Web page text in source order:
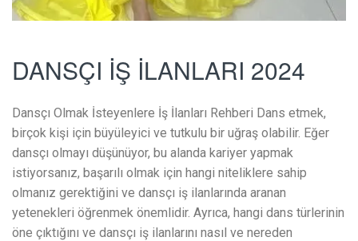
DANSÇI İŞ İLANLARI 2024
Dansçı Olmak İsteyenlere İş İlanları Rehberi Dans etmek,
birçok kişi için büyüleyici ve tutkulu bir uğraş olabilir. Eğer
dansçı olmayı düşünüyor, bu alanda kariyer yapmak
istiyorsanız, başarılı olmak için hangi niteliklere sahip
olmanız gerektiğini ve dansçı iş ilanlarında aranan
yetenekleri öğrenmek önemlidir. Ayrıca, hangi dans türlerinin
öne çıktığını ve dansçı iş ilanlarını nasıl ve nereden